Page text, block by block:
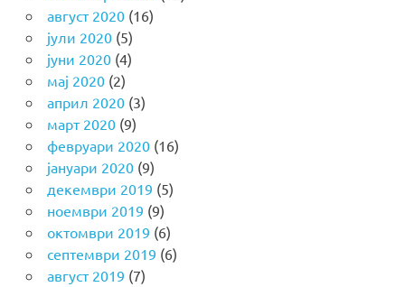
август 2020(16)
јули 2020(5)
јуни 2020(4)
мај 2020(2)
април 2020(3)
март 2020(9)
февруари 2020(16)
јануари 2020(9)
декември 2019 (5)
ноември 2019 (9)
октомври 2019 (6)
септември 2019 (6)
август 2019 (7)